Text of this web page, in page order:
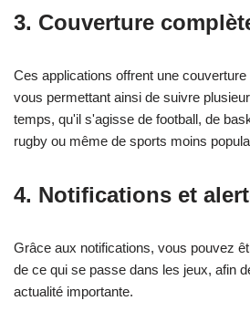
3. Couverture
Ces applications offrent une
vous permettant ainsi de suivre
temps, qu'il s'agisse de football, de
rugby ou même de sports moins
4. Notifications et
Grâce aux notifications, vous pouvez
de ce qui se passe dans les jeux, afin
actualité importante.